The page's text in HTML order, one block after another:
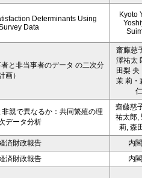
Determinants Using
Data
Kyoto
と非当事者のデータ の二次分
画）
齋藤慈
澤祐太
田梨 央
茉 莉・
仁
親で異なるか：共同繁殖の理
データ分析
齋藤慈
祐太郎,
莉, 森
済財政報告
内
済財政報告
内